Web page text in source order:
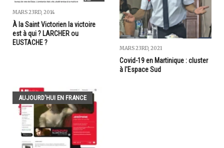
MARS 23RD, 2014
À la Saint Victorien la victoire
est à qui ? LARCHER ou
EUSTACHE ?
MARS 23RD, 2021
Covid-19 en Martinique : cluster
à l'Espace Sud
AUJOURD'HUI EN FRANCE